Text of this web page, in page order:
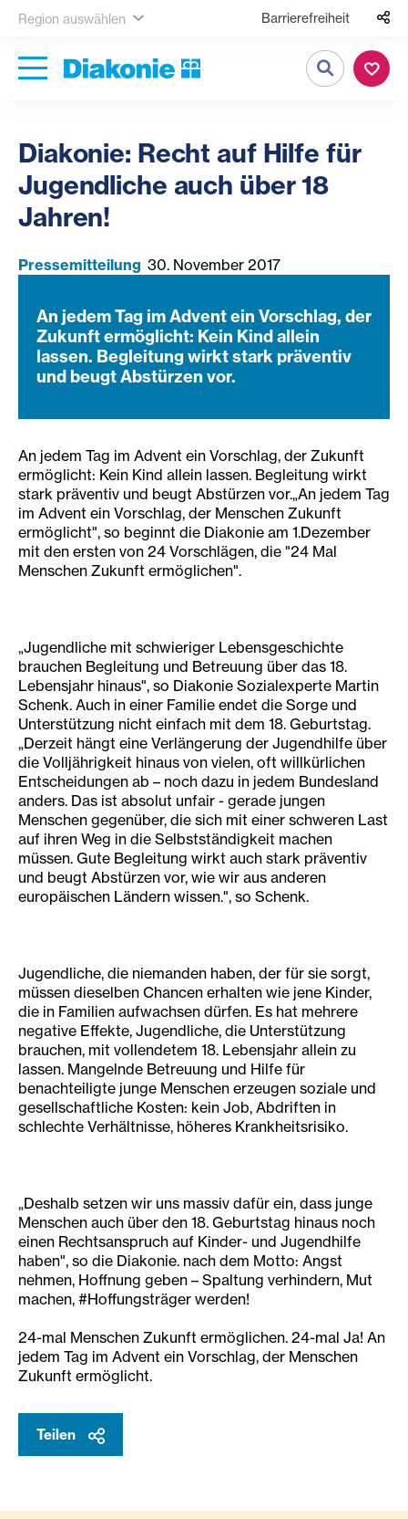
Region auswählen Barrierefreiheit
Suche
Diakonie: Recht auf Hilfe für
Jugendliche auch über 18
Jahren!
Pressemitteilung 30. November 2017
An jedem Tag im Advent ein Vorschlag, der
Zukunft ermöglicht: Kein Kind allein
lassen. Begleitung wirkt stark präventiv
und beugt Abstürzen vor.
An jedem Tag im Advent ein Vorschlag, der Zukunft
ermöglicht: Kein Kind allein lassen. Begleitung wirkt
stark präventiv und beugt Abstürzen vor.„An jedem Tag
im Advent ein Vorschlag, der Menschen Zukunft
ermöglicht", so beginnt die Diakonie am 1.Dezember
mit den ersten von 24 Vorschlägen, die "24 Mal
Menschen Zukunft ermöglichen".
„Jugendliche mit schwieriger Lebensgeschichte
brauchen Begleitung und Betreuung über das 18.
Lebensjahr hinaus", so Diakonie Sozialexperte Martin
Schenk. Auch in einer Familie endet die Sorge und
Unterstützung nicht einfach mit dem 18. Geburtstag.
„Derzeit hängt eine Verlängerung der Jugendhilfe über
die Volljährigkeit hinaus von vielen, oft willkürlichen
Entscheidungen ab – noch dazu in jedem Bundesland
anders. Das ist absolut unfair - gerade jungen
Menschen gegenüber, die sich mit einer schweren Last
auf ihren Weg in die Selbstständigkeit machen
müssen. Gute Begleitung wirkt auch stark präventiv
und beugt Abstürzen vor, wie wir aus anderen
europäischen Ländern wissen.", so Schenk.
Jugendliche, die niemanden haben, der für sie sorgt,
müssen dieselben Chancen erhalten wie jene Kinder,
die in Familien aufwachsen dürfen. Es hat mehrere
negative Effekte, Jugendliche, die Unterstützung
brauchen, mit vollendetem 18. Lebensjahr allein zu
lassen. Mangelnde Betreuung und Hilfe für
benachteiligte junge Menschen erzeugen soziale und
gesellschaftliche Kosten: kein Job, Abdriften in
schlechte Verhältnisse, höheres Krankheitsrisiko.
„Deshalb setzen wir uns massiv dafür ein, dass junge
Menschen auch über den 18. Geburtstag hinaus noch
einen Rechtsanspruch auf Kinder- und Jugendhilfe
haben", so die Diakonie. nach dem Motto: Angst
nehmen, Hoffnung geben – Spaltung verhindern, Mut
machen, #Hoffungsträger werden!
24-mal Menschen Zukunft ermöglichen. 24-mal Ja! An
jedem Tag im Advent ein Vorschlag, der Menschen
Zukunft ermöglicht.
Teilen